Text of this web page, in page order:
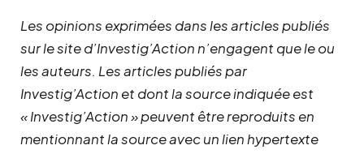
Les opinions exprimées dans les articles publiés
sur le site d’Investig’Action n’engagent que le ou
les auteurs. Les articles publiés par
Investig’Action et dont la source indiquée est
« Investig’Action » peuvent être reproduits en
mentionnant la source avec un lien hypertexte